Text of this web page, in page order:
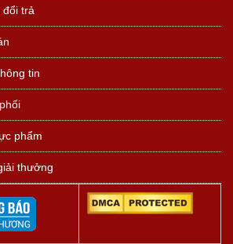
đổi trả
tin
phẩm
thưởng